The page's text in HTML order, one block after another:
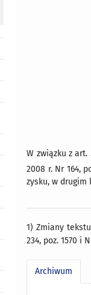
W związku z
2008 r. Nr 164,
zysku, w drugim
1) Zmiany
234, poz. 1570 i
Archiwum